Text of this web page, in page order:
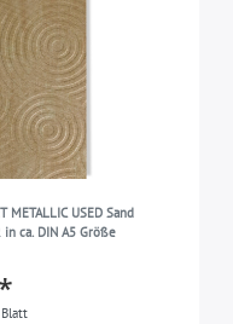
METALLIC USED Sand
in ca. DIN A5 Größe